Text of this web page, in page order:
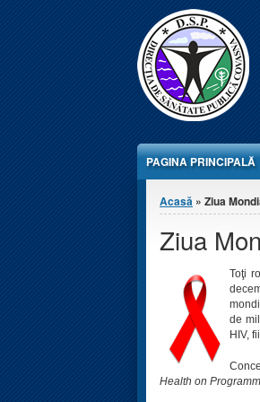
PAGINA PRINCIPALĂ
Eşti aici
Acasă » Ziua
Ziua
Toţi
de
HIV,
Health on